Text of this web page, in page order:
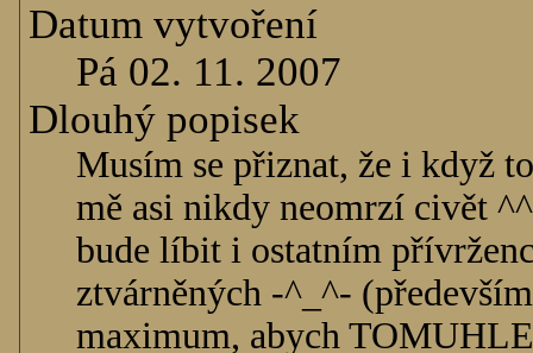
Datum vytvoření
Pá 02. 11. 2007
Dlouhý popisek
Musím se přiznat, že i když
mě asi nikdy neomrzí civět
bude líbit i ostatním
ztvárněných -^_^-
maximum, abych